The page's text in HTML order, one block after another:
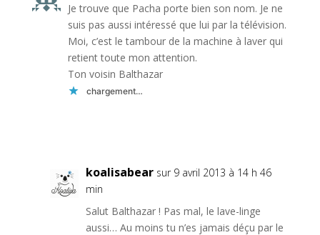
Je trouve que Pacha porte bien son nom. Je ne
suis pas aussi intéressé que lui par la télévision.
Moi, c’est le tambour de la machine à laver qui
retient toute mon attention.
Ton voisin Balthazar
chargement…
koalisabear sur 9 avril 2013 à 14 h 46
min
Salut Balthazar ! Pas mal, le lave-linge
aussi… Au moins tu n’es jamais déçu par le